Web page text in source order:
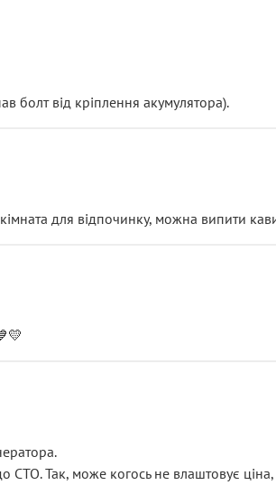
болт від кріплення акумулятора).
для відпочинку, можна випити
Так, може когось не влаштовує